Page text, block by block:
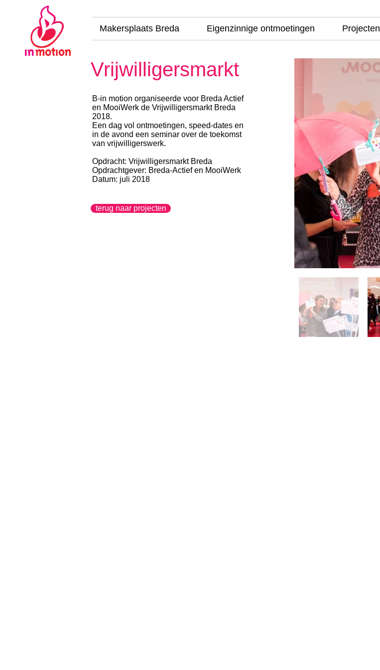
Makersplaats Breda Eigenzinnige ontmoetingen Projecten
Vrijwilligersmarkt
B-in motion organiseerde voor Breda Actief
en MooiWerk de Vrijwilligersmarkt Breda
2018.
Een dag vol ontmoetingen, speed-dates en
in de avond een seminar over de toekomst
van vrijwilligerswerk.
Opdracht: Vrijwilligersmarkt Breda
Opdrachtgever: Breda-Actief en MooiWerk
Datum: juli 2018
terug naar projecten